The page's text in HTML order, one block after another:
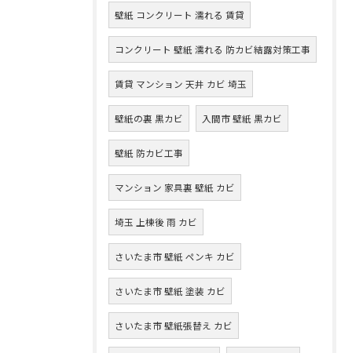
壁紙 コンクリート 濡れる 賃貸
コンクリート 壁紙 濡れる 防カビ結露対策工事
賃貸 マンション 天井 カビ 埼玉
壁紙の裏 黒カビ 入間市 壁紙 黒カビ
壁紙 防カビ工事
マンション 家具裏 壁紙 カビ
埼玉 上棟後 雨 カビ
さいたま市 壁紙 ペンキ カビ
さいたま市 壁紙 塗装 カビ
さいたま市 壁紙張替え カビ